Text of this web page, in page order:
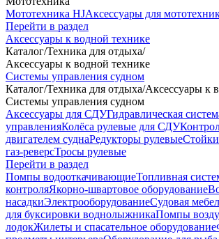
Мототехника HJАксессуары для
Перейти в раздел
Аксессуары к водной технике
Каталог/Техника для отдыха/
Аксессуары к водной технике
Системы управления судном
Каталог/Техника для отдыха/Аксессуары к
Системы управления судном
Аксессуары для СДУГидравлическая
управленияКолёса рулевые для СДУ
двигателем суднаРедукторы рулевые
газ-реверсТросы рулевые
Перейти в раздел
Помпы водооткачивающиеТопливная
контроляЯкорно-швартовое оборудование
насадкиЭлектрооборудованиеСудовая
для буксировки воднолыжникаПомпы
лодокЖилеты и спасательное оборудование